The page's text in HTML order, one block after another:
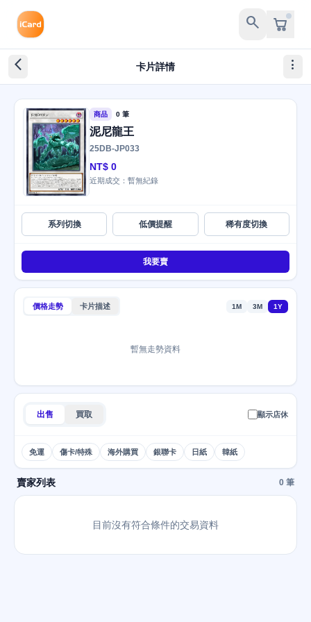
search
arrow_back_ios_new 卡片詳情 more_vert
商品 0 筆
泥尼龍王
25DB-JP033
NT$ 0
近期成交：暫無紀錄
系列切換 低價提醒 稀有度切換
我要賣
價格走勢 卡片描述 1M 3M 1Y
暫無走勢資料
出售 買取 顯示店休
免運 傷卡/特殊 海外購買 銀聯卡 日紙 韓紙
賣家列表 0 筆
目前沒有符合條件的交易資料